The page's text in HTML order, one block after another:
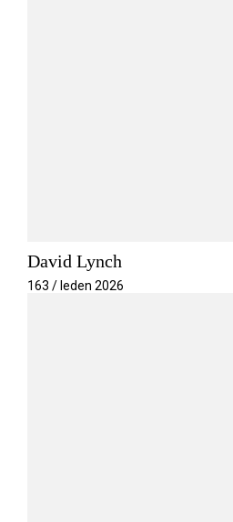
David Lynch
163 / leden 2026